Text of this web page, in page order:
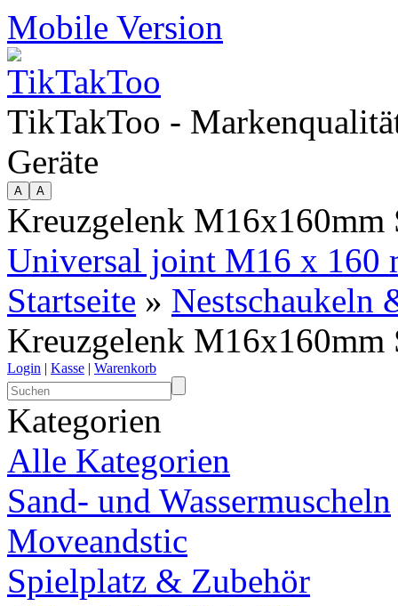
Mobile Version
TikTakToo -
Geräte
Kreuzgelenk M16x160mm
Universal joint M16 x 160
Startseite » Nestschaukeln
Kreuzgelenk M16x160mm
Login | Kasse | Warenkorb
Kategorien
Alle Kategorien
Sand- und Wassermuscheln
Moveandstic
Spielplatz & Zubehör